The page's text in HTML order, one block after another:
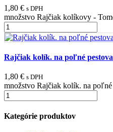
1,80 € s DPH
množstvo Rajčiak kolíkovy -
Rajčiak kolík. na poľné
1,80 € s DPH
množstvo Rajčiak kolík. na
Kategórie produktov